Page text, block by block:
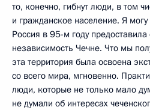
то, конечно, гибнут люди, в том
и гражданское население. Я
Россия в 95-м году
независимость Чечне. Что мы
эта территория была освоена
со всего мира, мгновенно.
люди, которые не только мало
не думали об интересах